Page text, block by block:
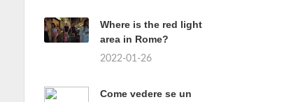
Where is the red light
area in Rome?
2022-01-26
Come vedere se un